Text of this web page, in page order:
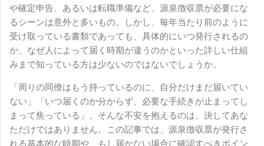
や確定申告、あるいは転職準備など、源泉徴収票が必要にな
るシーンは意外と多いもの。しかし、毎年当たり前のように
受け取っている書類であっても、具体的にいつ発行されるの
か、なぜ人によって届く時期が違うのかといった詳しい仕組
みまで知っている方は少ないのではないでしょうか。
「周りの同僚はもう持っているのに、自分だけまだ届いてい
ない」「いつ届くのか分からず、必要な手続きが止まってし
まって焦っている」。そんな不安を抱えるのは、決してあな
ただけではありません。この記事では、源泉徴収票が発行さ
れる基本的な時期や、もし届かない場合に確認すべきポイン